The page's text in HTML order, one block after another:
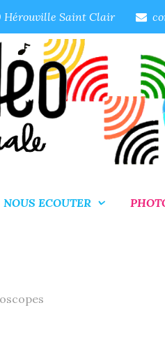
Hérouville Saint Clair
NOUS ECOUTER